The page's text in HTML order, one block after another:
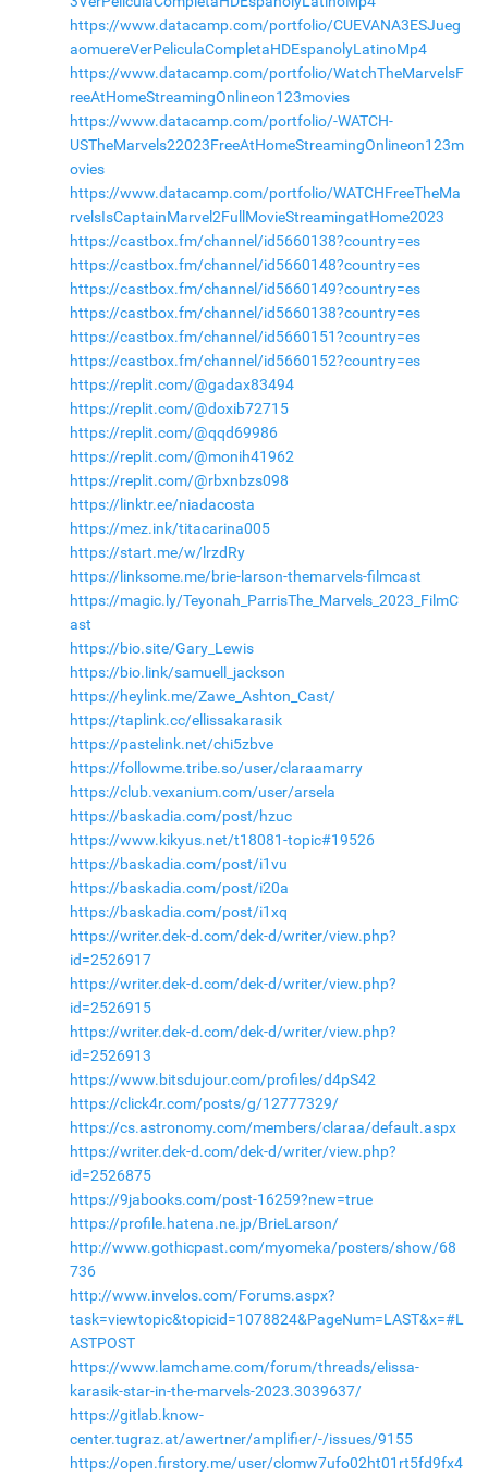
https://www.datacamp.com/portfolio/CUEVANA3ESJueg
aomuereVerPeliculaCompletaHDEspanolyLatinoMp4
https://www.datacamp.com/portfolio/WatchTheMarvelsF
reeAtHomeStreamingOnlineon123movies
https://www.datacamp.com/portfolio/-WATCH-
USTheMarvels22023FreeAtHomeStreamingOnlineon123m
ovies
https://www.datacamp.com/portfolio/WATCHFreeTheMa
rvelsIsCaptainMarvel2FullMovieStreamingatHome2023
https://castbox.fm/channel/id5660138?country=es
https://castbox.fm/channel/id5660148?country=es
https://castbox.fm/channel/id5660149?country=es
https://castbox.fm/channel/id5660138?country=es
https://castbox.fm/channel/id5660151?country=es
https://castbox.fm/channel/id5660152?country=es
https://replit.com/@gadax83494
https://replit.com/@doxib72715
https://replit.com/@qqd69986
https://replit.com/@monih41962
https://replit.com/@rbxnbzs098
https://linktr.ee/niadacosta
https://mez.ink/titacarina005
https://start.me/w/lrzdRy
https://linksome.me/brie-larson-themarvels-filmcast
https://magic.ly/Teyonah_ParrisThe_Marvels_2023_FilmC
ast
https://bio.site/Gary_Lewis
https://bio.link/samuell_jackson
https://heylink.me/Zawe_Ashton_Cast/
https://taplink.cc/ellissakarasik
https://pastelink.net/chi5zbve
https://followme.tribe.so/user/claraamarry
https://club.vexanium.com/user/arsela
https://baskadia.com/post/hzuc
https://www.kikyus.net/t18081-topic#19526
https://baskadia.com/post/i1vu
https://baskadia.com/post/i20a
https://baskadia.com/post/i1xq
https://writer.dek-d.com/dek-d/writer/view.php?
id=2526917
https://writer.dek-d.com/dek-d/writer/view.php?
id=2526915
https://writer.dek-d.com/dek-d/writer/view.php?
id=2526913
https://www.bitsdujour.com/profiles/d4pS42
https://click4r.com/posts/g/12777329/
https://cs.astronomy.com/members/claraa/default.aspx
https://writer.dek-d.com/dek-d/writer/view.php?
id=2526875
https://9jabooks.com/post-16259?new=true
https://profile.hatena.ne.jp/BrieLarson/
http://www.gothicpast.com/myomeka/posters/show/68
736
http://www.invelos.com/Forums.aspx?
task=viewtopic&topicid=1078824&PageNum=LAST&x=#L
ASTPOST
https://www.lamchame.com/forum/threads/elissa-
karasik-star-in-the-marvels-2023.3039637/
https://gitlab.know-
center.tugraz.at/awertner/amplifier/-/issues/9155
https://open.firstory.me/user/clomw7ufo02ht01rt5fd9fx4